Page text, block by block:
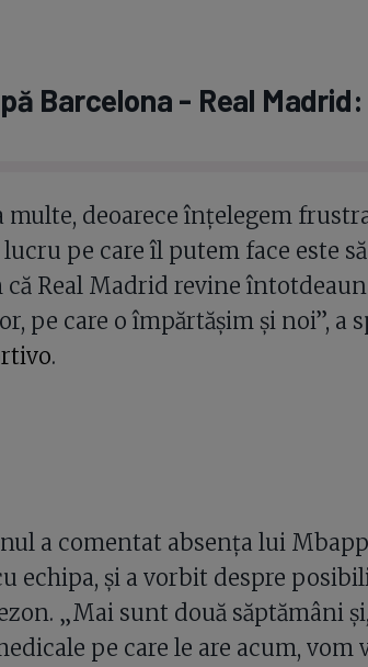
Barcelona - Real
deoarece înțelegem
pe care îl putem face este
Real Madrid revine
pe care o împărtășim și noi”, a
.
a comentat absența lui
echipa, și a vorbit despre
„Mai sunt două săptămâni
pe care le are acum, vom